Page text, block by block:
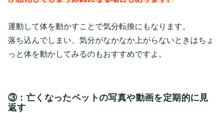
運動して体を動かすことで気分転換にもなります。
落ち込んでしまい、気分がなかなか上がらないときはちょ
っと体を動かしてみるのもおすすめですよ。
③：亡くなったペットの写真や動画を定期的に見
返す